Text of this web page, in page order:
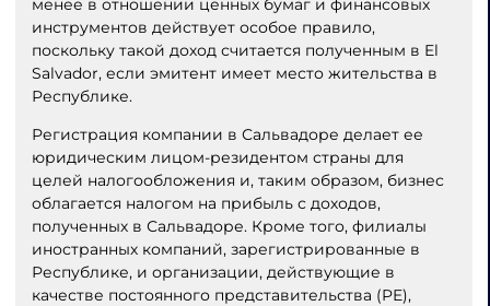
менее в отношении ценных бумаг и финансовых
инструментов действует особое правило,
поскольку такой доход считается полученным в El
Salvador, если эмитент имеет место жительства в
Республике.
Регистрация компании в Сальвадоре делает ее
юридическим лицом-резидентом страны для
целей налогообложения и, таким образом, бизнес
облагается налогом на прибыль с доходов,
полученных в Сальвадоре. Кроме того, филиалы
иностранных компаний, зарегистрированные в
Республике, и организации, действующие в
качестве постоянного представительства (PE),